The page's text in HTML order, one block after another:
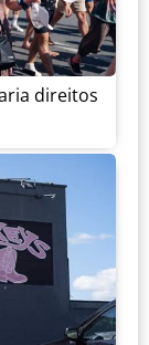
direitos